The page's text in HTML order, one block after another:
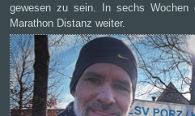
gewesen zu sein. In sechs
Marathon Distanz weiter.